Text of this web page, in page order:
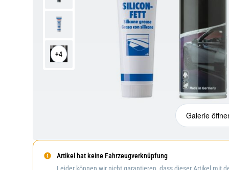
+4
Galerie
Artikel hat keine Fahrzeugverknüpfung